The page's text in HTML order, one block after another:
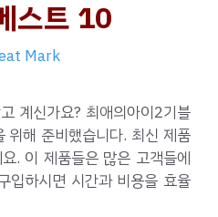
스트 10
Mark
계신가요? 최애의아이2기블
위해 준비했습니다. 최신 제품
. 이 제품들은 많은 고객들에
입하시면 시간과 비용을 효율